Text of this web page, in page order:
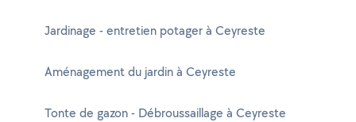
Jardinage - entretien potager à Ceyreste
Aménagement du jardin à Ceyreste
Tonte de gazon - Débroussaillage à Ceyreste